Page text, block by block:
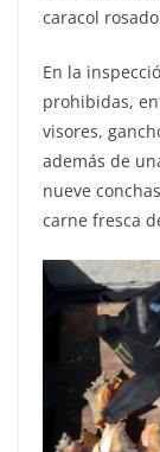
caracol
En la
prohibidas,
visores,
además de
nueve
carne fresca